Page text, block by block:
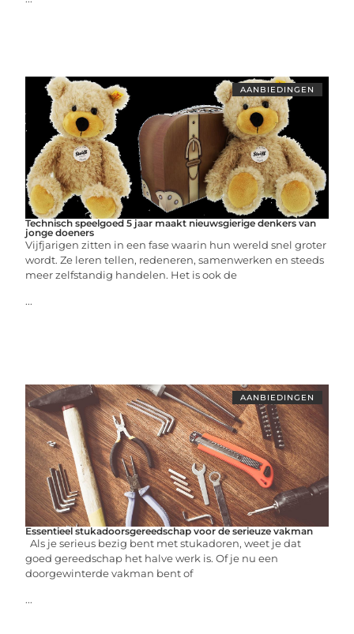
AANBIEDINGEN
Technisch speelgoed 5 jaar maakt nieuwsgierige denkers van
jonge doeners
Vijfjarigen zitten in een fase waarin hun wereld snel groter
wordt. Ze leren tellen, redeneren, samenwerken en steeds
meer zelfstandig handelen. Het is ook de
...
AANBIEDINGEN
Essentieel stukadoorsgereedschap voor de serieuze vakman
Als je serieus bezig bent met stukadoren, weet je dat
goed gereedschap het halve werk is. Of je nu een
doorgewinterde vakman bent of
...